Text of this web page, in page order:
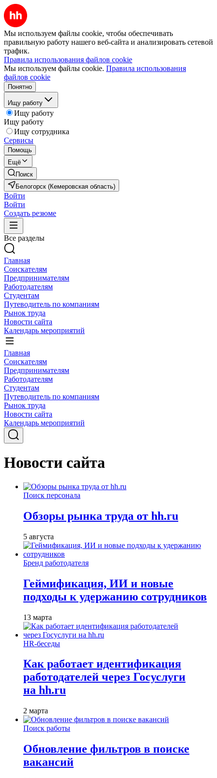
Мы используем файлы cookie, чтобы обеспечивать
правильную работу нашего веб-сайта и анализировать сетевой
трафик.
Правила использования файлов cookie
Мы используем файлы cookie. Правила использования
файлов cookie
Понятно
Ищу работу
Ищу работу
Ищу работу
Ищу сотрудника
Сервисы
Помощь
Ещё
Поиск
Белогорск (Кемеровская область)
Войти
Войти
Создать резюме
Все разделы
Главная
Соискателям
Предпринимателям
Работодателям
Студентам
Путеводитель по компаниям
Рынок труда
Новости сайта
Календарь мероприятий
Главная
Соискателям
Предпринимателям
Работодателям
Студентам
Путеводитель по компаниям
Рынок труда
Новости сайта
Календарь мероприятий
Новости сайта
Поиск персонала
Обзоры рынка труда от hh.ru
5 августа
Бренд работодателя
Геймификация, ИИ и новые
подходы к удержанию сотрудников
13 марта
HR-беседы
Как работает идентификация
работодателей через Госуслуги
на hh.ru
2 марта
Поиск работы
Обновление фильтров в поиске
вакансий